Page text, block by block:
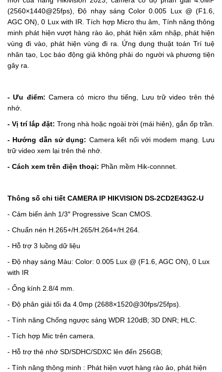
(2560×1440@25fps) ,Độ nhạy sáng Color 0.005 Lux @ (F1.6,
AGC ON), 0 Lux with IR.Tích hợp Micro thu âm, Tính năng thông
minh phát hiện vượt hàng rào ảo, phát hiện xâm nhập, phát hiện
vùng đi vào, phát hiện vùng đi ra. Ứng dụng thuật toán Trí tuệ
nhân tạo, Lọc báo động giả không phải do người và phương tiện
gây ra.
- Ưu điểm: Camera có micro thu tiếng, Lưu trữ video trên thẻ
nhớ.
- Vị trí lắp đặt: Trong nhà hoặc ngoài trời (mái hiên), gắn ốp trần.
- Hướng dẫn sử dụng: Camera kết nối với modem mạng. Lưu
trữ video xem lại trên thẻ nhớ.
- Cách xem trên điện thoại: Phần mềm Hik-connnet.
Thông số chi tiết CAMERA IP HIKVISION DS-2CD2E43G2-U
- Cảm biến ảnh 1/3″ Progressive Scan CMOS.
- Chuẩn nén H.265+/H.265/H.264+/H.264.
- Hỗ trợ 3 luồng dữ liệu
- Độ nhạy sáng Màu: Color: 0.005 Lux @ (F1.6, AGC ON), 0 Lux
with IR
- Ống kính 2.8/4 mm.
- Độ phân giải tối đa 4.0mp (2688×1520@30fps/25fps).
- Tính năng Chống ngược sáng WDR 120dB; 3D DNR; HLC.
- Tích hợp Mic trên camera.
- Hỗ trợ thẻ nhớ SD/SDHC/SDXC lên đến 256GB;
- Tính năng thông minh : Phát hiện vượt hàng rào ảo, phát hiện